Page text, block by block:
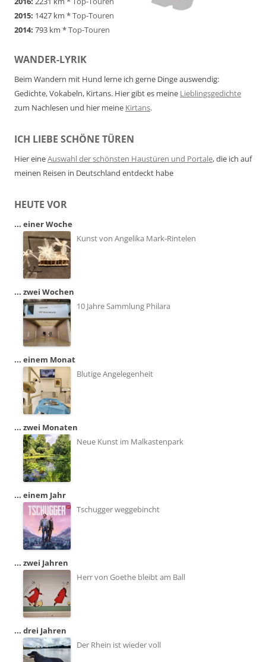
2015: 1427 km *Top-Touren
2014: 793 km *Top-Touren
WANDER-LYRIK
Beim Wandern mit Hund lerne ich gerne Dinge auswendig:
Gedichte, Vokabeln, Kirtans. Hier gibt es meine Lieblingsgedichte
zum Nachlesen und hier meine Kirtans.
ICH LIEBE SCHÖNE TÜREN
Hier eineAuswahl der schönsten Haustüren und Portale, die ich auf
meinen Reisen in Deutschland entdeckt habe
HEUTE VOR
... einer Woche
Kunst von Angelika Mark-Rintelen
... zwei Wochen
10 Jahre Sammlung Philara
... einem Monat
Blutige Angelegenheit
... zwei Monaten
Neue Kunst im Malkastenpark
... einem Jahr
Tschugger weggebincht
... zwei Jahren
Herr von Goethe bleibt am Ball
... drei Jahren
Der Rhein ist wieder voll